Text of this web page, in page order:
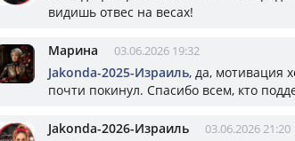
видишь отвес на весах!
Марина 03.06.2026 19:32
Jakonda-2025-Израиль, да, мотивация
почти покинул. Спасибо всем, кто
Jakonda-2026-Израиль 03.06.2026 21:20